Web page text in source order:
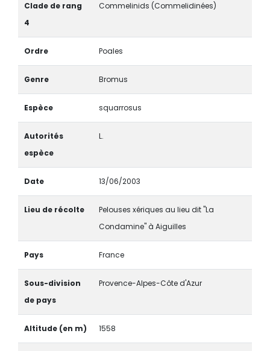
Clade de rang
4
Commelinids (Commelidinées)
Ordre Poales
Genre Bromus
Espèce squarrosus
Autorités
espèce
L.
Date 13/06/2003
Lieu de récolte
Pelouses xériques au lieu dit "La
Condamine" à Aiguilles
Pays France
Sous-division
de pays
Provence-Alpes-Côte d'Azur
Altitude (en m) 1558